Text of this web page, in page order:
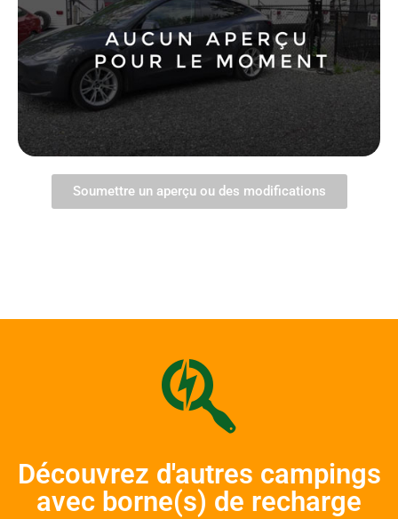
Soumettre un aperçu ou des modifications
Découvrez d'autres campings
avec borne(s) de recharge